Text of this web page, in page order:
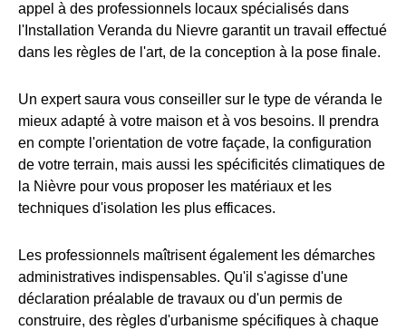
appel à des professionnels locaux spécialisés dans
l'Installation Veranda du Nievre garantit un travail effectué
dans les règles de l'art, de la conception à la pose finale.
Un expert saura vous conseiller sur le type de véranda le
mieux adapté à votre maison et à vos besoins. Il prendra
en compte l'orientation de votre façade, la configuration
de votre terrain, mais aussi les spécificités climatiques de
la Nièvre pour vous proposer les matériaux et les
techniques d'isolation les plus efficaces.
Les professionnels maîtrisent également les démarches
administratives indispensables. Qu'il s'agisse d'une
déclaration préalable de travaux ou d'un permis de
construire, des règles d'urbanisme spécifiques à chaque